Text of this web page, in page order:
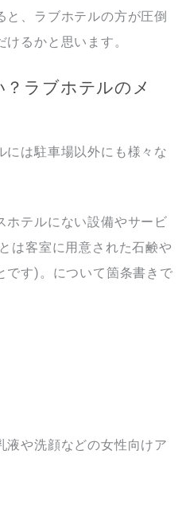
と、ラブホテルの方が圧倒
るかと思います。
ラブホテルのメ
には駐車場以外にも様々な
ホテルにない設備やサービ
は客室に用意された石鹸や
です)。について箇条書きで
液や洗顔などの女性向けア